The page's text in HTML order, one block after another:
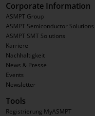
Corporate Information
ASMPT Group
ASMPT Semiconductor Solutions
ASMPT SMT Solutions
Karriere
Nachhaltigkeit
News & Presse
Events
Newsletter
Tools
Registrierung MyASMPT